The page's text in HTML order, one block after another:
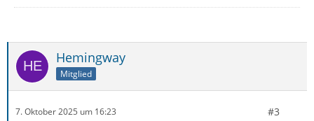
Hemingway
Mitglied
7. Oktober 2025 um 16:23 #3